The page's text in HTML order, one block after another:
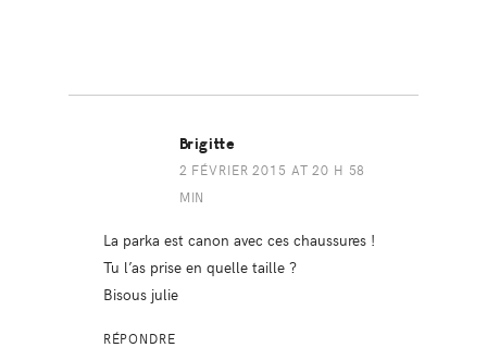
Brigitte
2 FÉVRIER 2015 AT 20 H 58
MIN
La parka est canon avec ces chaussures !
Tu l’as prise en quelle taille ?
Bisous julie
RÉPONDRE